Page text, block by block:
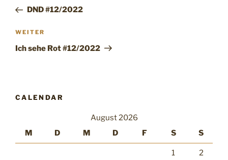
Beitrag
DND #12/2022
Nächster
Beitrag
WEITER
Ich sehe Rot #12/2022
CALENDAR
August 2026
M
D M D F S S
1 2